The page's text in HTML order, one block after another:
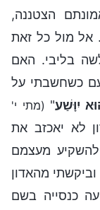
הצטננה,
אל מול כל זאת
בליבי. האם
כשחשבתי על
יִוָּשַׁע" (מתי י'
לא יאכזב את
להשקיע מעצמם
מהאדון
כנסייה בשם